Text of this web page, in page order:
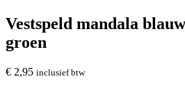
Vestspeld mandala
groen
€ 2,95 inclusief btw